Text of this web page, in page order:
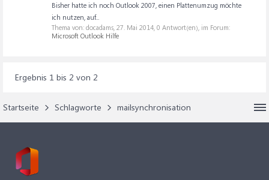
Bisher hatte ich noch Outlook 2007, einen Plattenumzug möchte
ich nutzen, auf...
Thema von: docadams, 27. Mai 2014, 0 Antwort(en), im Forum:
Microsoft Outlook Hilfe
Ergebnis 1 bis 2 von 2
Startseite Schlagworte mailsynchronisation